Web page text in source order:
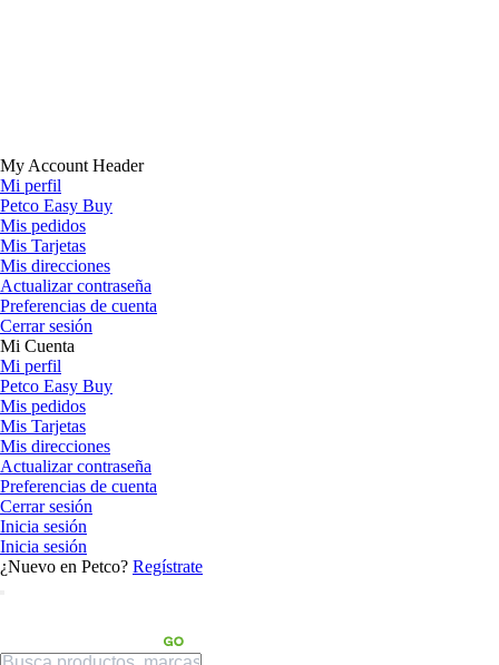
My Account Header
Mi perfil
Petco Easy Buy
Mis pedidos
Mis Tarjetas
Mis direcciones
Actualizar contraseña
Preferencias de cuenta
Cerrar sesión
Mi Cuenta
Mi perfil
Petco Easy Buy
Mis pedidos
Mis Tarjetas
Mis direcciones
Actualizar contraseña
Preferencias de cuenta
Cerrar sesión
Inicia sesión
Inicia sesión
¿Nuevo en Petco? Regístrate